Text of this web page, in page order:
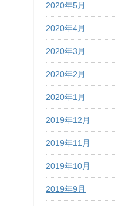
2020年5月
2020年4月
2020年3月
2020年2月
2020年1月
2019年12月
2019年11月
2019年10月
2019年9月